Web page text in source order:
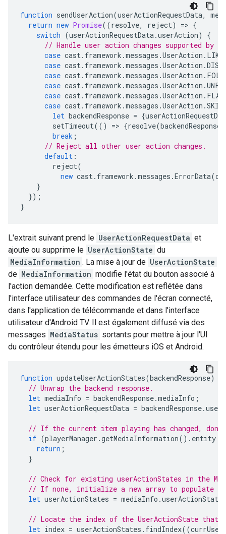
function sendUserAction(userActionRequestData,
return new Promise((resolve, reject) => {
switch (userActionRequestData.userAction)
{
// Handle user action changes supported by
case cast. framework .messages .UserAction . LIKE
case cast. framework .messages .UserAction .
case cast. framework .messages .UserAction .
case cast. framework .messages .UserAction .
case cast. framework .messages .UserAction . FLAG
case cast. framework .messages .UserAction .
let backendResponse = {
setTimeout(() => {resolve(backendResponse
break ;
// Reject all other user action changes.
default :
reject(
new cast. framework .messages .ErrorData(
}
});
}
L'extrait suivant prend le UserActionRequestData et
ajoute ou supprime le UserActionState du
MediaInformation . La mise à jour de UserActionState
de MediaInformation modifie l'état du bouton associé à
l'action demandée. Cette modification est reflétée dans
l'interface utilisateur des commandes de l'écran connecté,
dans l'application de télécommande et dans l'interface
utilisateur d'Android TV. Il est également diffusé via des
messages MediaStatus sortants pour mettre à jour l'UI
du contrôleur étendu pour les émetteurs iOS et Android.
function updateUserActionStates(backendResponse)
// Unwrap the backend response.
let mediaInfo = backendResponse.mediaInfo ;
let userActionRequestData = backendResponse.
// If the current item playing has changed,
if (playerManager .getMediaInformation(). entity
return ;
}
// Check for existing userActionStates in the
// If none, initialize a new array to populate
let userActionStates = mediaInfo .userActionStates
// Locate the index of the UserActionState that
let index = userActionStates . findIndex((